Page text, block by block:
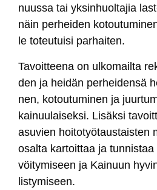
nuus­sa tai yk­sin­huol­ta­jia
näin per­hei­den
le to­teu­tui­si par­hai­ten.
Ta­voit­tee­na on ul­ko­mail­ta
den ja hei­dän per­hei­den­sä
nen, ko­tou­tu­mi­nen ja
kai­nuu­lai­sek­si. Li­säk­si
asu­vien hoi­to­työ­taus­tais­ten
osal­ta kar­toit­taa ja
vöi­ty­mi­seen ja Kai­nuun
lis­ty­mi­seen.